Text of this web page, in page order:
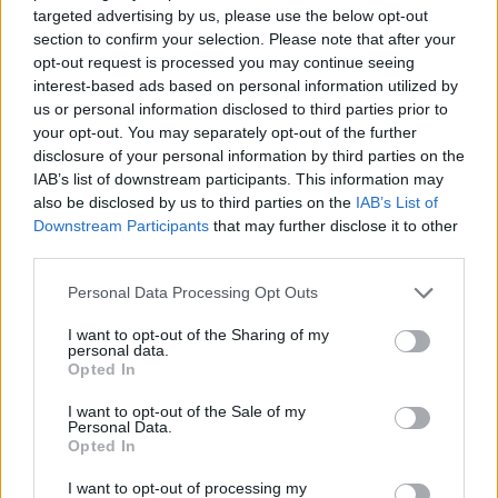
targeted advertising by us, please use the below opt-out
section to confirm your selection. Please note that after your
opt-out request is processed you may continue seeing
interest-based ads based on personal information utilized by
us or personal information disclosed to third parties prior to
your opt-out. You may separately opt-out of the further
disclosure of your personal information by third parties on the
IAB’s list of downstream participants. This information may
also be disclosed by us to third parties on the IAB’s List of
Downstream Participants that may further disclose it to other
Personal Data Processing Opt Outs
I want to opt-out of the Sharing of my
personal data.
Opted In
I want to opt-out of the Sale of my
Personal Data.
Opted In
I want to opt-out of processing my